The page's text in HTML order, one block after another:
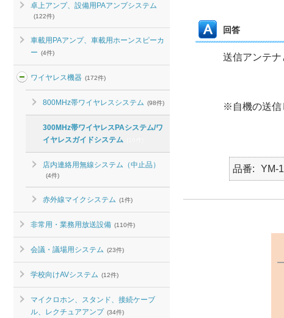
卓上アンプ、設備用PAアンプシステム
(122件)
車載用PAアンプ、車載用ホーンスピーカ
ー (4件)
ワイヤレス機器 (172件)
800MHz帯ワイヤレスシステム (98件)
300MHz帯ワイヤレスPAシステム/ワ
イヤレスガイドシステム
店内連絡用無線システム（中止品）
(4件)
赤外線マイクシステム (1件)
非常用・業務用放送設備 (110件)
会議・議場用システム (23件)
学校向けAVシステム (12件)
マイクロホン、スタンド、接続ケーブ
ル、レクチュアアンプ (34件)
回答
送信アンテナ
※自機の送信
品番 YM-